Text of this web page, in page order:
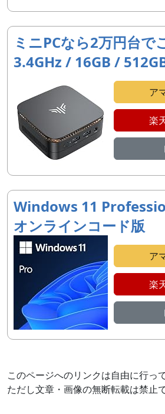
ミニPCなら2万円台で
3.4GHz / 16GB /
ア
楽
Windows 11
オンラインコード版
ア
楽
このページへのリンクは自由に行っ
ただし文章・画像の無断転載は禁止で